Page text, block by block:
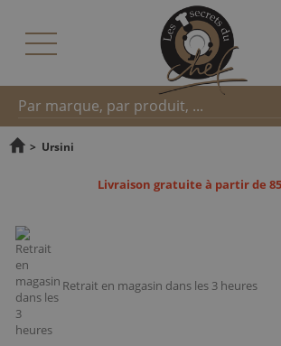
Recherche
> Ursini
Livraison gratuite à partir de
Retrait en magasin dans les 3 heures